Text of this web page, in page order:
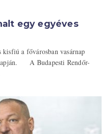
egy egyéves
kisfiú a fővárosban vasárnap
A Budapesti Rendőr-